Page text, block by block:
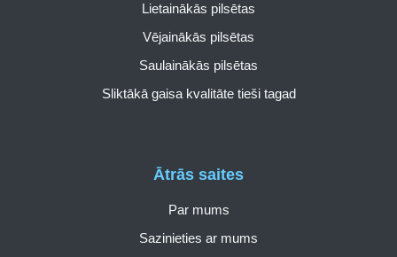
Ātrās saites
Par mums
Sazinieties ar mums
Lietainākās pilsētas
Vējainākās pilsētas
Saulainākās pilsētas
Sliktākā gaisa kvalitāte tieši tagad